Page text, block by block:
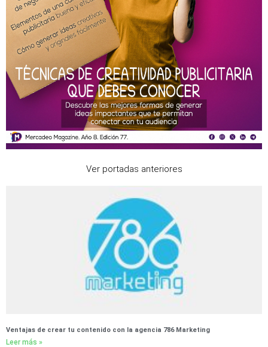
Ver portadas anteriores
Ventajas de crear tu contenido con la agencia 786 Marketing
Leer más »